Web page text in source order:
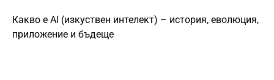
Какво е AI (изкуствен интелект) – история, еволюция,
приложение и бъдеще